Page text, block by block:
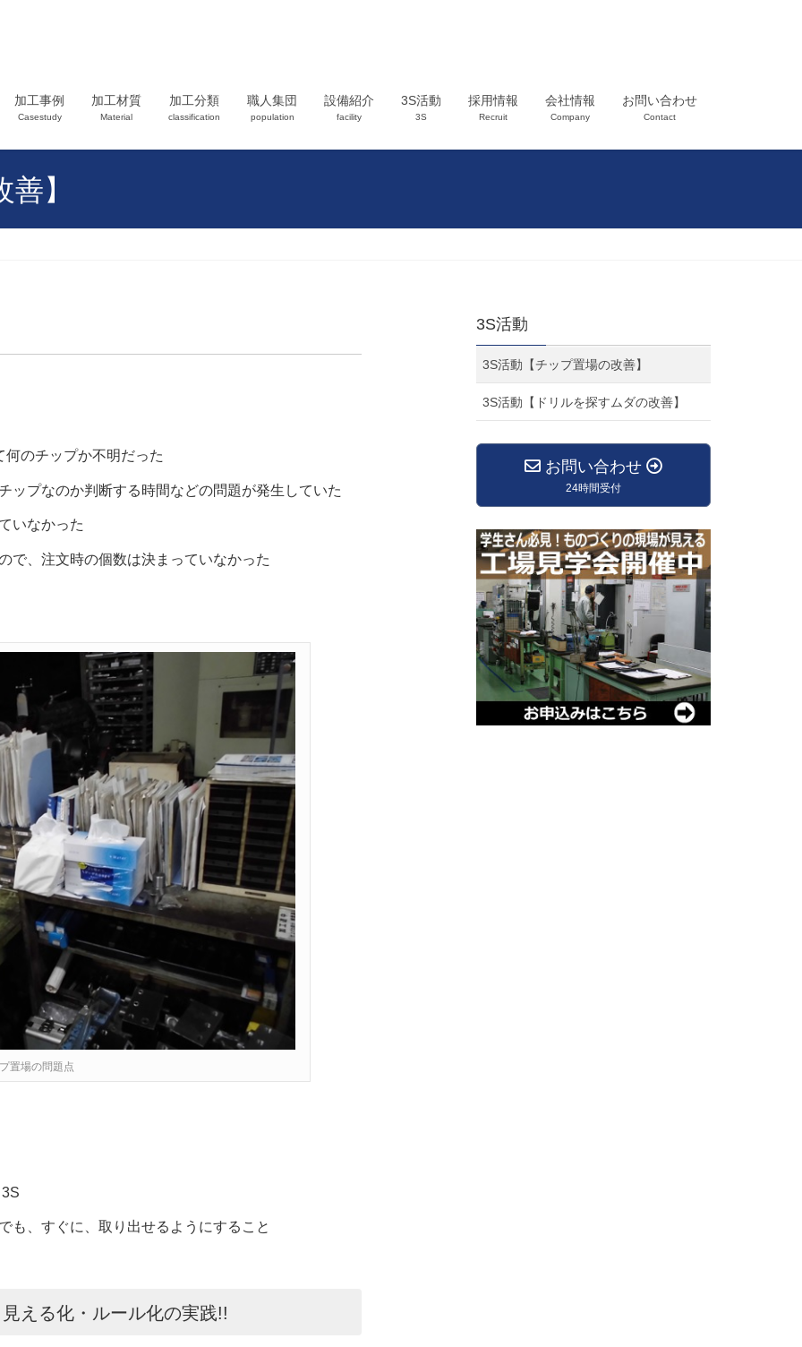
加工事例
Casestudy
加工材質
Material
加工分類
classification
職人集団
population
設備紹介
facility
3S活動
3S
採用情報
Recruit
会社情報
Company
お問い合わせ
Contact
】
のチップか不明だった
ップなのか判断する時間などの問題が発生していた
いなかった
で、注文時の個数は決まっていなかった
置場の問題点
、すぐに、取り出せるようにすること
える化・ルール化の実践!!
3S活動
3S活動【チップ置場の改善】
3S活動【ドリルを探すムダの改善】
お問い合わせ
24時間受付